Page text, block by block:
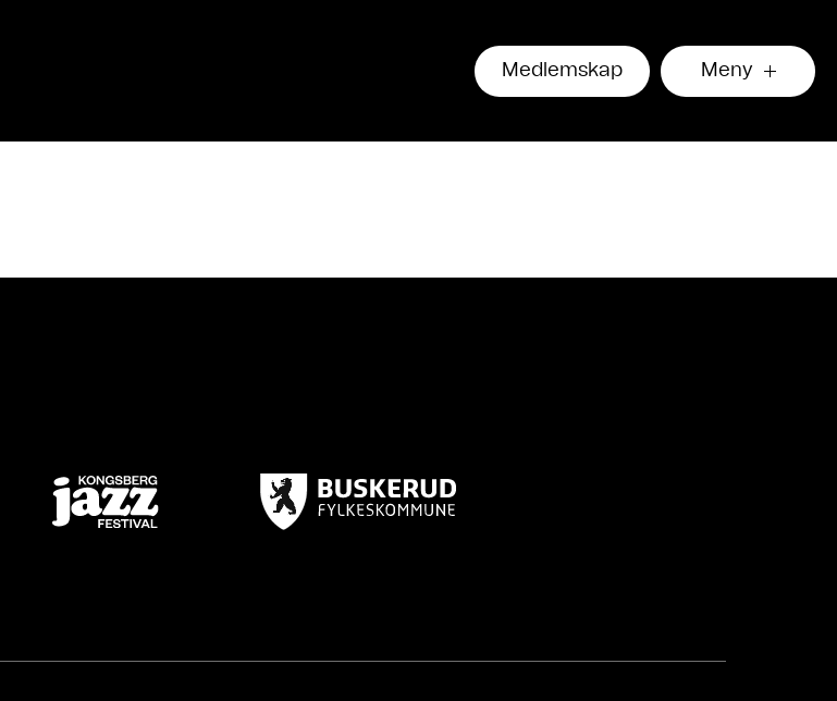
Medlemskap Meny